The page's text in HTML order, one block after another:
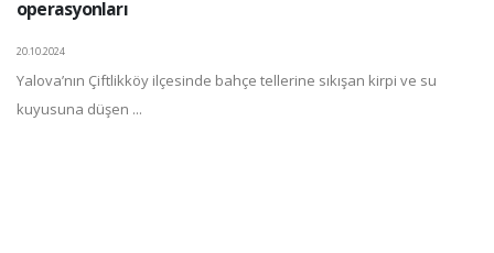
operasyonları
20.10.2024
Yalova’nın Çiftlikköy ilçesinde bahçe tellerine sıkışan kirpi ve su
kuyusuna düşen ...